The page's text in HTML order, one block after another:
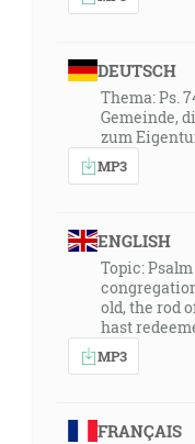
DEUTSCH
Thema: Ps.
Gemeinde,
zum
MP3
ENGLISH
Topic: Psalm
old, the rod
hast
MP3
FRANÇAIS